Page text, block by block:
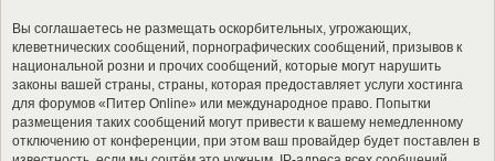
Вы соглашаетесь не размещать оскорбительных, угрожающих,
клеветнических сообщений, порнографических сообщений, призывов к
национальной розни и прочих сообщений, которые могут нарушить
законы вашей страны, страны, которая предоставляет услуги хостинга
для форумов «Питер Online» или международное право. Попытки
размещения таких сообщений могут привести к вашему немедленному
отключению от конференции, при этом ваш провайдер будет поставлен в